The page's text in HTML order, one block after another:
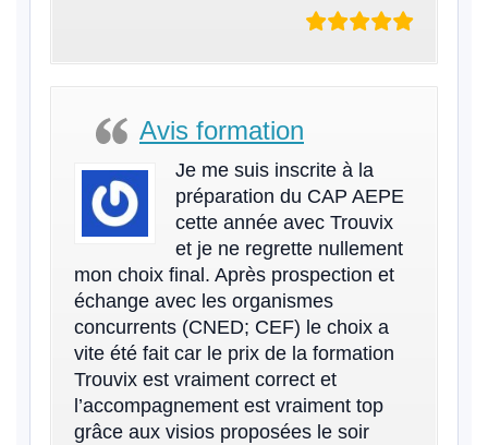
Avis formation
Je me suis inscrite à la
préparation du CAP AEPE
cette année avec Trouvix
et je ne regrette nullement
mon choix final. Après prospection et
échange avec les organismes
concurrents (CNED; CEF) le choix a
vite été fait car le prix de la formation
Trouvix est vraiment correct et
l’accompagnement est vraiment top
grâce aux visios proposées le soir